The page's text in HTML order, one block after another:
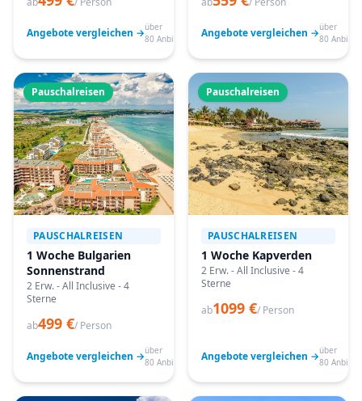
Angebote vergleichen →über
80 Anbieter
Angebote vergleichen →über
80
Pauschalreisen
PAUSCHALREISEN
1 Woche Bulgarien
Sonnenstrand
2 Erw. - All Inclusive - 4
Sterne
ab499 €/ Person
Angebote vergleichen →über
80 Anbieter
Pauschalreisen
PAUSCHALREISEN
1 Woche Kapverden
2 Erw. - All Inclusive - 4
Sterne
ab1099 €/ Person
Angebote vergleichen →über
80